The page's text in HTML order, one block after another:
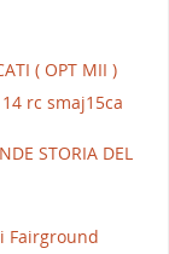
( OPT MII )
rc smaj15ca
STORIA DEL
Fairground